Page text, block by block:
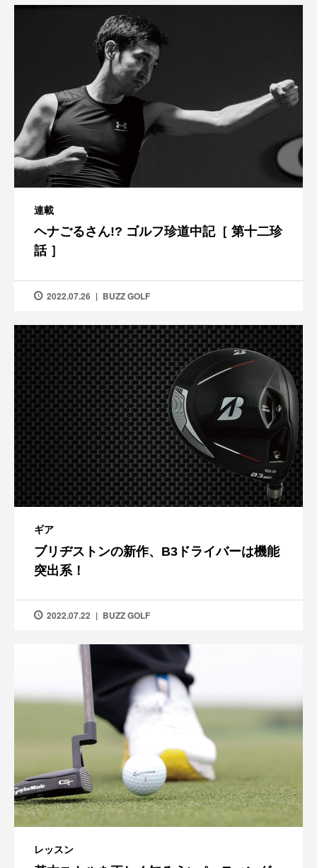
連載
ヘナごるさん!? ゴルフ珍道中記［ 第十二珍
話 ］
2022.07.26 BUZZ GOLF
ギア
ブリヂストンの新作、B3ドライバーは機能
突出系！
2022.07.22 BUZZ GOLF
レッスン